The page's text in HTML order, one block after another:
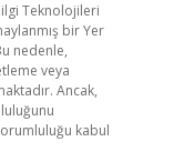
Teknolojileri
bir Yer
nedenle,
veya
Ancak,
kabul